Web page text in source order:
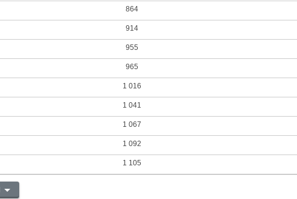
864
914
955
965
1 016
1 041
1 067
1 092
1 105